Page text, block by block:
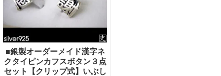
■銀製オーダーメイド漢字ネ
クタイピンカフスボタン３点
セット【クリップ式】いぶし